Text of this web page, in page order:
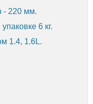
- 220 мм.
6 кг.
1.4, 1.6L.